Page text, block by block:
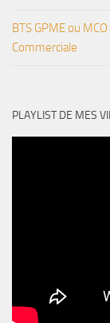
BTS GPME ou
Commerciale
PLAYLIST DE MES